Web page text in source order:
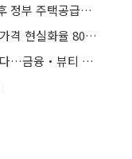
용산공원에 공공주택 지을까…대선 이후 정부 주택공급대책에 관심
건산연 "차기 정부 임대차법 유예, 공시가격 현실화율 80%로 하향" 주문
서울시 '산업‧특정개발진흥지구' 손본다…금융‧뷰티 등 육성박차